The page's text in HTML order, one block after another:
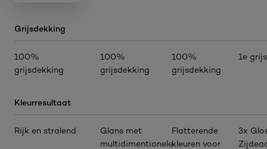
Grijsdekking
100%
grijsdekking
Kleurresultaat
Rijk en stralend
100%
grijsdekking
Glans met
multidimentionele
100%
grijsdekking
Flatterende
kleuren voor
1e
3x